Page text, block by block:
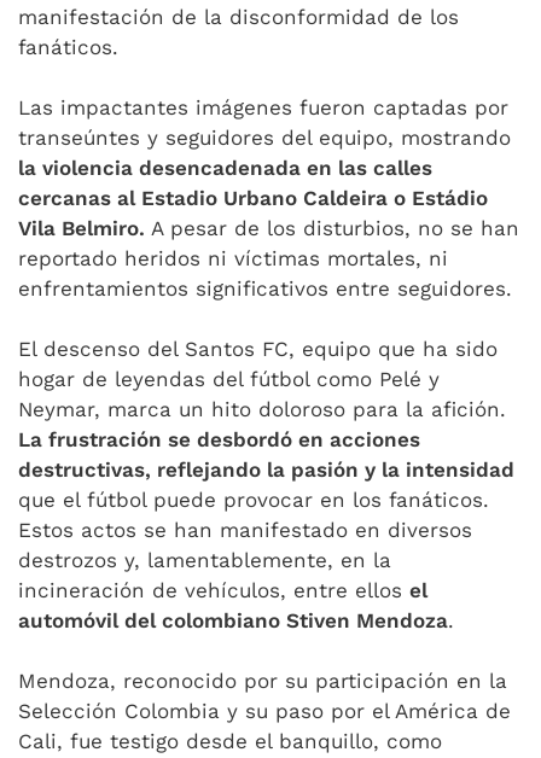
manifestación de la disconformidad de los
fanáticos.
Las impactantes imágenes fueron captadas por
transeúntes y seguidores del equipo, mostrando
la violencia desencadenada en las calles
cercanas al Estadio Urbano Caldeira o Estádio
Vila Belmiro. A pesar de los disturbios, no se han
reportado heridos ni víctimas mortales, ni
enfrentamientos significativos entre seguidores.
El descenso del Santos FC, equipo que ha sido
hogar de leyendas del fútbol como Pelé y
Neymar, marca un hito doloroso para la afición.
La frustración se desbordó en acciones
destructivas, reflejando la pasión y la intensidad
que el fútbol puede provocar en los fanáticos.
Estos actos se han manifestado en diversos
destrozos y, lamentablemente, en la
incineración de vehículos, entre ellos el
automóvil del colombiano Stiven Mendoza.
Mendoza, reconocido por su participación en la
Selección Colombia y su paso por el América de
Cali, fue testigo desde el banquillo, como